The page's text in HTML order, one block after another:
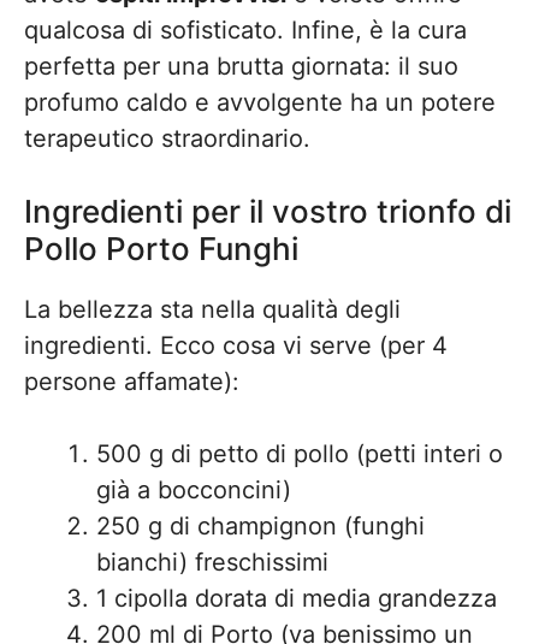
qualcosa di sofisticato. Infine, è la cura
perfetta per una brutta giornata: il suo
profumo caldo e avvolgente ha un potere
terapeutico straordinario.
Ingredienti per il vostro trionfo di
Pollo Porto Funghi
La bellezza sta nella qualità degli
ingredienti. Ecco cosa vi serve (per 4
persone affamate):
500 g di petto di pollo (petti interi o
già a bocconcini)
250 g di champignon (funghi
bianchi) freschissimi
1 cipolla dorata di media grandezza
200 ml di Porto (va benissimo un